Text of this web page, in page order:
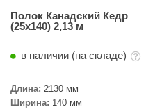
Полок Канадский Кедр
(25x140) 2,13 м
в наличии (на складе)
Длина: 2130 мм
Ширина: 140 мм